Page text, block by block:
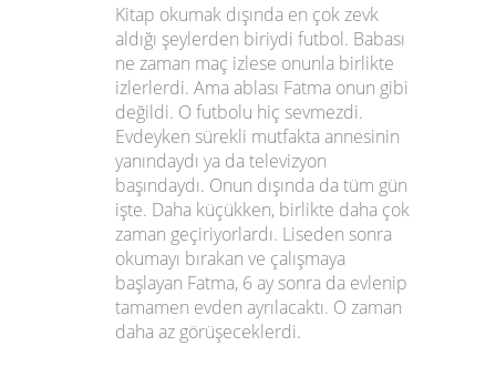
Kitap okumak dışında en çok zevk
aldığı şeylerden biriydi futbol. Babası
ne zaman maç izlese onunla birlikte
izlerlerdi. Ama ablası Fatma onun gibi
değildi. O futbolu hiç sevmezdi.
Evdeyken sürekli mutfakta annesinin
yanındaydı ya da televizyon
başındaydı. Onun dışında da tüm gün
işte. Daha küçükken, birlikte daha çok
zaman geçiriyorlardı. Liseden sonra
okumayı bırakan ve çalışmaya
başlayan Fatma, 6 ay sonra da evlenip
tamamen evden ayrılacaktı. O zaman
daha az görüşeceklerdi.